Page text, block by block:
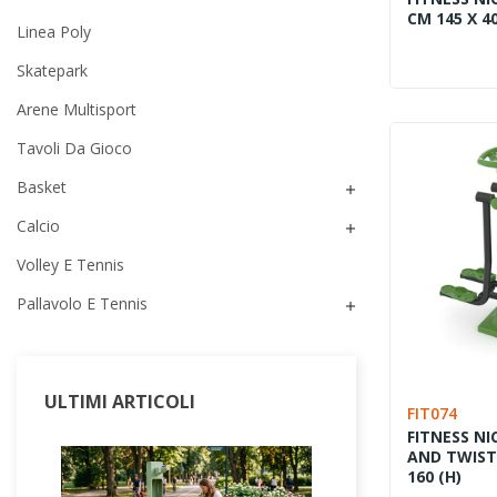
Linea Poly
Skatepark
Arene Multisport
Tavoli Da Gioco
Basket

Calcio 
Volley E Tennis
Pallavolo E Tennis

ULTIMI ARTICOLI
CM 145 X
FIT074
FITNESS
AND
160 (H)